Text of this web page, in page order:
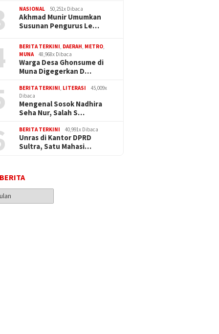
HUT Konawe
NASIONAL 50,251x Dibaca
Akhmad Munir Umumkan
Susunan Pengurus Le…
BERITA TERKINI DAERAH METRO
MUNA
48,968x Dibaca
Warga Desa Ghonsume di
Muna Digegerkan D…
BERITA TERKINI LITERASI
45,009x
Dibaca
Mengenal Sosok Nadhira
Seha Nur, Salah S…
BERITA TERKINI 40,991x Dibaca
Unras di Kantor DPRD
Sultra, Satu Mahasi…